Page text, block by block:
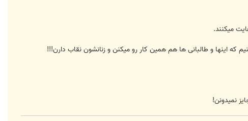
میکنند.
که اینها و طالبانی ها هم همین کار رو میکنن و زنانشون نقاب دارن!!!
نمیدونن!